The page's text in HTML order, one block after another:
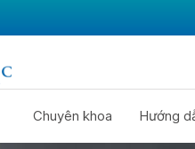
Chuyên khoa Hướng